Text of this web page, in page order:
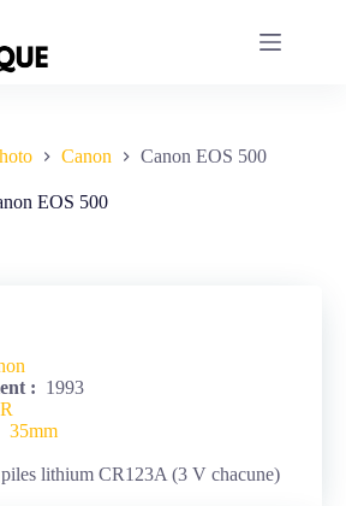
Canon Canon EOS 500
EOS 500
: 1993
35mm
lithium CR123A (3 V chacune)